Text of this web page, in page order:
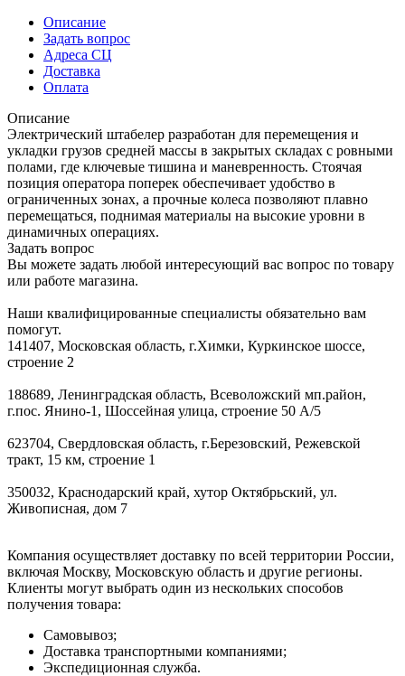
Описание
Задать вопрос
Адреса СЦ
Доставка
Оплата
Описание
Электрический штабелер разработан для перемещения и
укладки грузов средней массы в закрытых складах с ровными
полами, где ключевые тишина и маневренность. Стоячая
позиция оператора поперек обеспечивает удобство в
ограниченных зонах, а прочные колеса позволяют плавно
перемещаться, поднимая материалы на высокие уровни в
динамичных операциях.
Задать вопрос
Вы можете задать любой интересующий вас вопрос по товару
или работе магазина.
Наши квалифицированные специалисты обязательно вам
помогут.
141407, Московская область, г.Химки, Куркинское шоссе,
строение 2
188689, Ленинградская область, Всеволожский мп.район,
г.пос. Янино-1, Шоссейная улица, строение 50 А/5
623704, Свердловская область, г.Березовский, Режевской
тракт, 15 км, строение 1
350032, Краснодарский край, хутор Октябрьский, ул.
Живописная, дом 7
Компания осуществляет доставку по всей территории России,
включая Москву, Московскую область и другие регионы.
Клиенты могут выбрать один из нескольких способов
получения товара:
Самовывоз;
Доставка транспортными компаниями;
Экспедиционная служба.